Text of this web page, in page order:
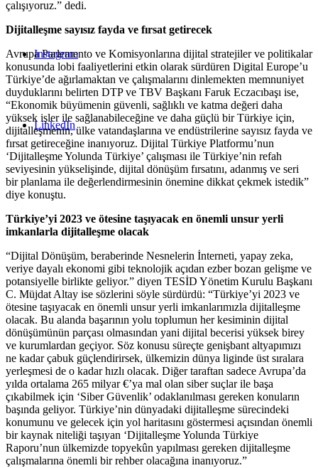
Instagram
LinkedIn
çalışıyoruz.” dedi.
Dijitalleşme sayısız fayda ve fırsat getirecek
Avrupa Parlemento ve Komisyonlarına dijital stratejiler ve politikalar
konusunda lobi faaliyetlerini etkin olarak sürdüren Digital Europe’u
Türkiye’de ağırlamaktan ve çalışmalarını dinlemekten memnuniyet
duyduklarını belirten DTP ve TBV Başkanı Faruk Eczacıbaşı ise,
“Ekonomik büyümenin güvenli, sağlıklı ve katma değeri daha
yüksek işler ile sağlanabileceğine ve daha güçlü bir Türkiye için,
dijitalleşmenin, ülke vatandaşlarına ve endüstrilerine sayısız fayda ve
fırsat getireceğine inanıyoruz. Dijital Türkiye Platformu’nun
‘Dijitalleşme Yolunda Türkiye’ çalışması ile Türkiye’nin refah
seviyesinin yükselişinde, dijital dönüşüm fırsatını, adanmış ve seri
bir planlama ile değerlendirmesinin önemine dikkat çekmek istedik”
diye konuştu.
Türkiye’yi 2023 ve ötesine taşıyacak en önemli unsur yerli
imkanlarla dijitalleşme olacak
“Dijital Dönüşüm, beraberinde Nesnelerin İnterneti, yapay zeka,
veriye dayalı ekonomi gibi teknolojik açıdan ezber bozan gelişme ve
potansiyelle birlikte geliyor.” diyen TESİD Yönetim Kurulu Başkanı
C. Müjdat Altay ise sözlerini söyle sürdürdü: “Türkiye’yi 2023 ve
ötesine taşıyacak en önemli unsur yerli imkanlarımızla dijitalleşme
olacak. Bu alanda başarının yolu toplumun her kesiminin dijital
dönüşümünün parçası olmasından yani dijital becerisi yüksek birey
ve kurumlardan geçiyor. Söz konusu süreçte genişbant altyapımızı
ne kadar çabuk güçlendirirsek, ülkemizin dünya liginde üst sıralara
yerleşmesi de o kadar hızlı olacak. Diğer taraftan sadece Avrupa’da
yılda ortalama 265 milyar €’ya mal olan siber suçlar ile başa
çıkabilmek için ‘Siber Güvenlik’ odaklanılması gereken konuların
başında geliyor. Türkiye’nin dünyadaki dijitalleşme sürecindeki
konumunu ve gelecek için yol haritasını göstermesi açısından önemli
bir kaynak niteliği taşıyan ‘Dijitalleşme Yolunda Türkiye
Raporu’nun ülkemizde topyekûn yapılması gereken dijitalleşme
çalışmalarına önemli bir rehber olacağına inanıyoruz.”